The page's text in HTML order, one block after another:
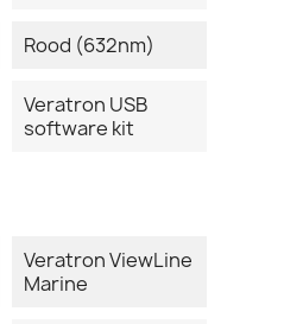
Rood (632nm)
Veratron USB
software kit
Veratron ViewLine
Marine